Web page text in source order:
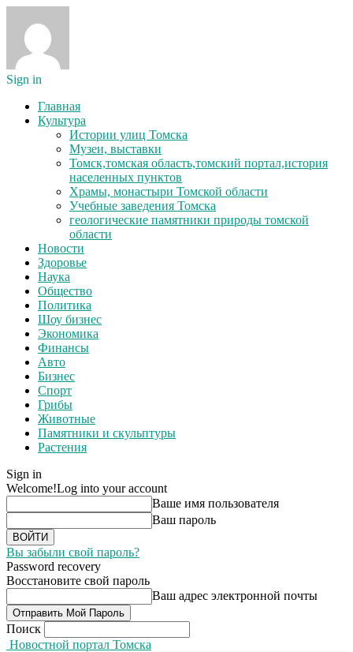
Sign in
Главная
Культура
Истории улиц Томска
Музеи, выставки
Томск,томская область,томский портал,история
населенных пунктов
Храмы, монастыри Томской области
Учебные заведения Томска
геологические памятники природы томской
области
Новости
Здоровье
Наука
Общество
Политика
Шоу бизнес
Экономика
Финансы
Авто
Бизнес
Спорт
Грибы
Животные
Памятники и скульптуры
Растения
Sign in
Welcome!Log into your account
Ваше имя пользователя
Ваш пароль
Вы забыли свой пароль?
Password recovery
Восстановите свой пароль
Ваш адрес электронной почты
Поиск
Новостной портал Томска